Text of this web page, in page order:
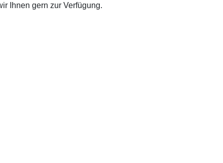
Ihnen gern zur Verfügung.